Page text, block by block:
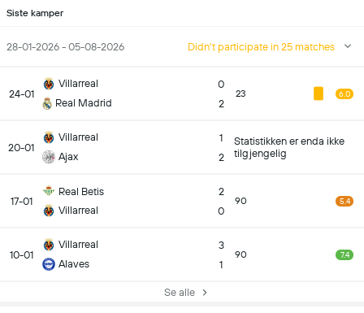
Siste kamper
28-01-2026 - 05-08-2026 Didn't participate in 25 matches
24-01
Villarreal
Real Madrid
0
2
23 6.0
20-01
Villarreal
Ajax
1
2
Statistikken er enda ikke
tilgjengelig
17-01
Real Betis
Villarreal
2
0
90 5.4
10-01
Villarreal
Alaves
3
1
90 7.4
Se alle